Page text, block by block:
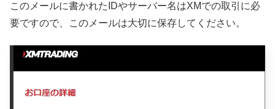
このメールに書かれたIDやサーバー名はXMでの取引に必
要ですので、このメールは大切に保存してください。